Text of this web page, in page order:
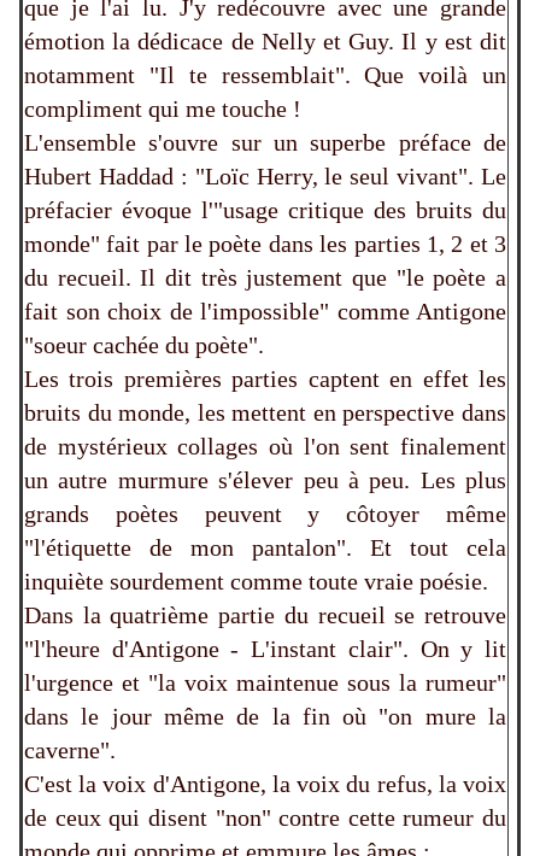
que je l'ai lu. J'y redécouvre avec une grande
émotion la dédicace de Nelly et Guy. Il y est dit
notamment "Il te ressemblait". Que voilà un
compliment qui me touche !
L'ensemble s'ouvre sur un superbe préface de
Hubert Haddad : "Loïc Herry, le seul vivant". Le
préfacier évoque l'"usage critique des bruits du
monde" fait par le poète dans les parties 1, 2 et 3
du recueil. Il dit très justement que "le poète a
fait son choix de l'impossible" comme Antigone
"soeur cachée du poète".
Les trois premières parties captent en effet les
bruits du monde, les mettent en perspective dans
de mystérieux collages où l'on sent finalement
un autre murmure s'élever peu à peu. Les plus
grands poètes peuvent y côtoyer même
"l'étiquette de mon pantalon". Et tout cela
inquiète sourdement comme toute vraie poésie.
Dans la quatrième partie du recueil se retrouve
"l'heure d'Antigone - L'instant clair". On y lit
l'urgence et "la voix maintenue sous la rumeur"
dans le jour même de la fin où "on mure la
caverne".
C'est la voix d'Antigone, la voix du refus, la voix
de ceux qui disent "non" contre cette rumeur du